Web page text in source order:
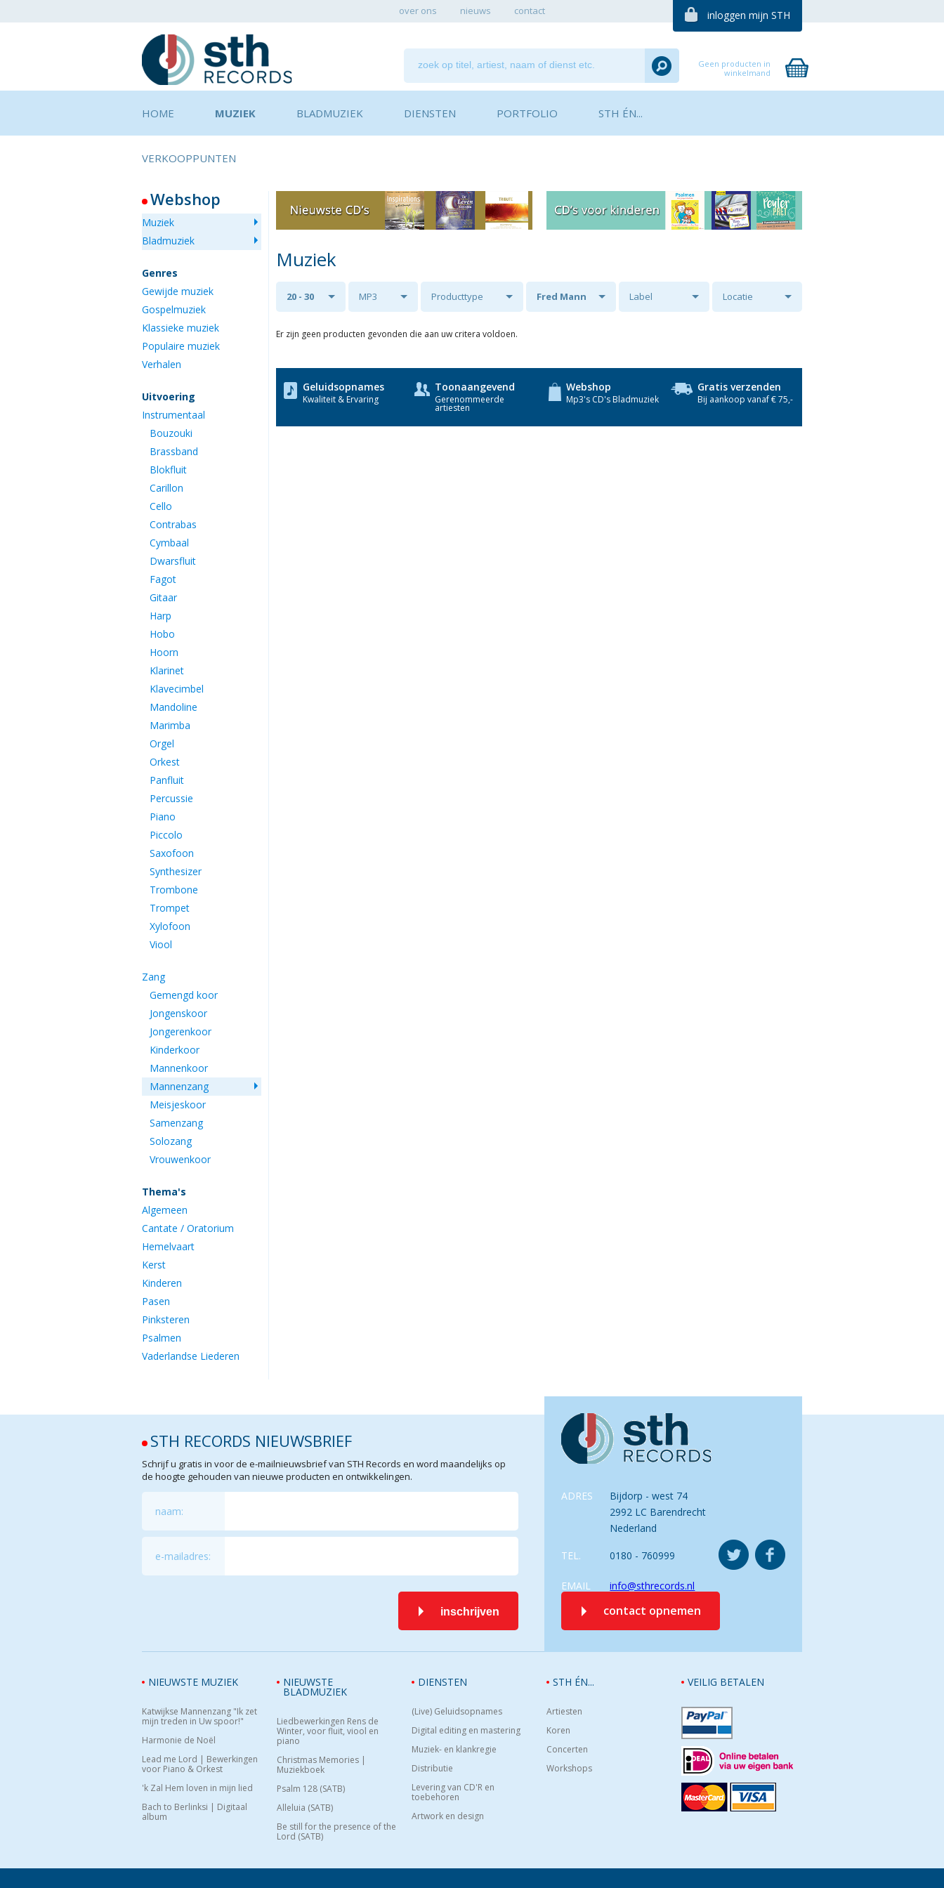
over ons nieuws contact inloggen mijn STH
Geen producten in
winkelmand
HOME MUZIEK BLADMUZIEK DIENSTEN PORTFOLIO STH ÉN...
VERKOOPPUNTEN
Webshop
Muziek
Bladmuziek
Genres
Gewijde muziek
Gospelmuziek
Klassieke muziek
Populaire muziek
Verhalen
Uitvoering
Instrumentaal
Bouzouki
Brassband
Blokfluit
Carillon
Cello
Contrabas
Cymbaal
Dwarsfluit
Fagot
Gitaar
Harp
Hobo
Hoorn
Klarinet
Klavecimbel
Mandoline
Marimba
Orgel
Orkest
Panfluit
Percussie
Piano
Piccolo
Saxofoon
Synthesizer
Trombone
Trompet
Xylofoon
Viool
Zang
Gemengd koor
Jongenskoor
Jongerenkoor
Kinderkoor
Mannenkoor
Mannenzang
Meisjeskoor
Samenzang
Solozang
Vrouwenkoor
Thema's
Algemeen
Cantate / Oratorium
Hemelvaart
Kerst
Kinderen
Pasen
Pinksteren
Psalmen
Vaderlandse Liederen
Muziek
20 - 30 MP3 Producttype Fred Mann Label Locatie
Er zijn geen producten gevonden die aan uw critera voldoen.
Geluidsopnames
Kwaliteit & Ervaring
Toonaangevend
Gerenommeerde
artiesten
Webshop
Mp3's CD's Bladmuziek
Gratis verzenden
Bij aankoop vanaf € 75,-
ADRES
Bijdorp - west 74
2992 LC Barendrecht
Nederland
TEL. 0180 - 760999
EMAIL info@sthrecords.nl
contact opnemen
STH RECORDS NIEUWSBRIEF
Schrijf u gratis in voor de e-mailnieuwsbrief van STH Records en word maandelijks op
de hoogte gehouden van nieuwe producten en ontwikkelingen.
naam:
e-mailadres:
inschrijven
VEILIG BETALEN
NIEUWSTE MUZIEK
Katwijkse Mannenzang "Ik zet
mijn treden in Uw spoor!"
Harmonie de Noël
Lead me Lord | Bewerkingen
voor Piano & Orkest
'k Zal Hem loven in mijn lied
Bach to Berlinksi | Digitaal
album
NIEUWSTE
BLADMUZIEK
Liedbewerkingen Rens de
Winter, voor fluit, viool en
piano
Christmas Memories |
Muziekboek
Psalm 128 (SATB)
Alleluia (SATB)
Be still for the presence of the
Lord (SATB)
DIENSTEN
(Live) Geluidsopnames
Digital editing en mastering
Muziek- en klankregie
Distributie
Levering van CD'R en
toebehoren
Artwork en design
STH ÉN...
Artiesten
Koren
Concerten
Workshops